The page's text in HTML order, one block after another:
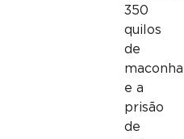
350
quilos
de
maconha
e a
prisão
de